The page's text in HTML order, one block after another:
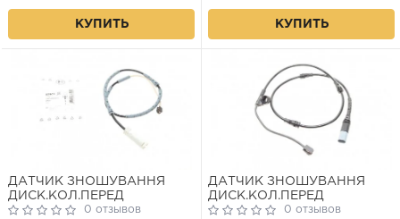
КУПИТЬ КУПИТЬ
ДАТЧИК ЗНОШУВАННЯ
ДИСК.КОЛ.ПЕРЕД
0 отзывов
ДАТЧИК ЗНОШУВАННЯ
ДИСК.КОЛ.ПЕРЕД
0 отзывов